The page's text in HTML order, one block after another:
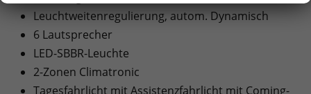
Leuchtweitenregulierung, autom. Dynamisch
6 Lautsprecher
LED-SBBR-Leuchte
2-Zonen Climatronic
Tagesfahrlicht mit Assistenzfahrlicht mit Coming-